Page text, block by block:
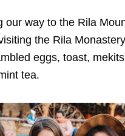
our way to the Rila
the Rila
eggs, toast,
tea.